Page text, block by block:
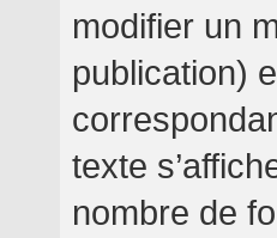
modifier un
publication)
texte
nombre de